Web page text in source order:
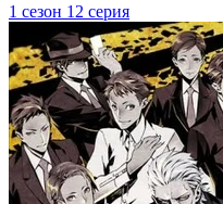
1 сезон 12 серия